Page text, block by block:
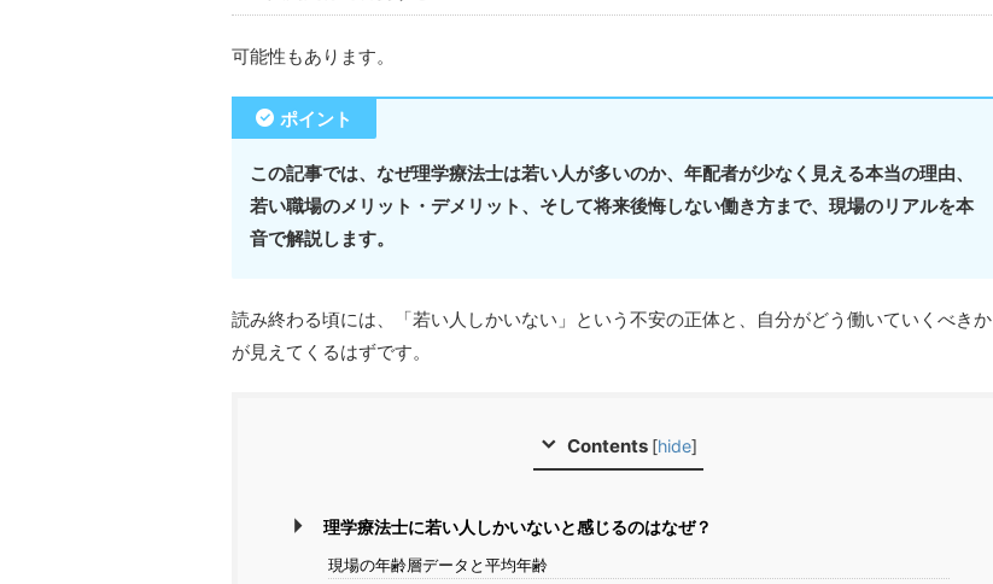
可能性もあります。
ポイント
この記事では、なぜ理学療法士は若い人が多いのか、年配者が少なく見える本当の理由、
若い職場のメリット・デメリット、そして将来後悔しない働き方まで、現場のリアルを本
音で解説します。
読み終わる頃には、「若い人しかいない」という不安の正体と、自分がどう働いていくべきか
が見えてくるはずです。
Contents [hide]
理学療法士に若い人しかいないと感じるのはなぜ？
現場の年齢層データと平均年齢